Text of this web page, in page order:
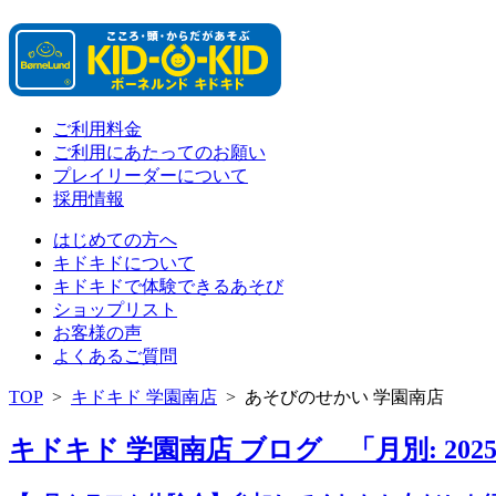
ご利用料金
ご利用にあたってのお願い
プレイリーダーについて
採用情報
はじめての方へ
キドキドについて
キドキドで体験できるあそび
ショップリスト
お客様の声
よくあるご質問
TOP > キドキド 学園南店 > あそびのせかい 学園南店
キドキド 学園南店 ブログ 「月別: 2025